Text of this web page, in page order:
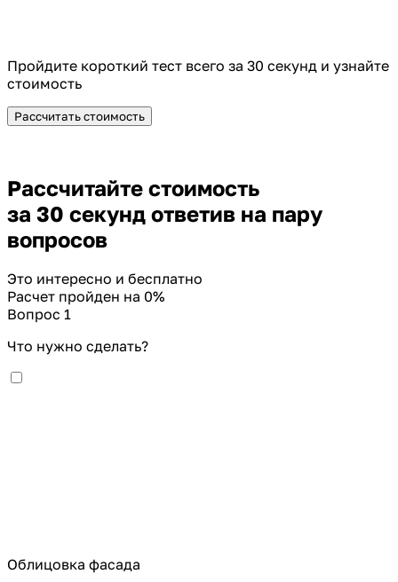
Пройдите короткий тест всего за 30 секунд и узнайте
стоимость
Рассчитать стоимость
Рассчитайте стоимость
за 30 секунд ответив на пару
вопросов
Это интересно и бесплатно
Расчет пройден на 0%
Вопрос 1
Что нужно сделать?
Облицовка фасада